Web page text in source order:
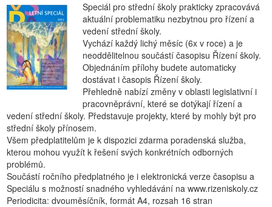
Speciál pro střední školy prakticky zpracovává
aktuální problematiku nezbytnou pro řízení a
vedení střední školy.
Vychází každý lichý měsíc (6x v roce) a je
neoddělitelnou součástí časopisu Řízení školy.
Objednáním přílohy budete automaticky
dostávat i časopis Řízení školy.
Přehledně nabízí změny v oblasti legislativní i
pracovněprávní, které se dotýkají řízení a
vedení střední školy. Představuje projekty, které by mohly být pro
střední školy přínosem.
Všem předplatitelům je k dispozici zdarma poradenská služba,
kterou mohou využít k řešení svých konkrétních odborných
problémů.
Součástí ročního předplatného je i elektronická verze časopisu a
Speciálu s možností snadného vyhledávání na www.rizeniskoly.cz
Periodicita: dvouměsíčník, formát A4, rozsah 16 stran